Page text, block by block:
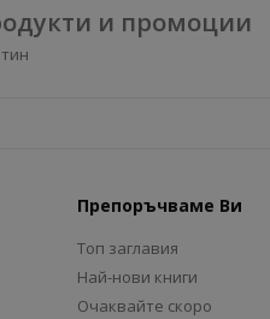
и промоции
Препоръчваме Ви
Топ заглавия
Най-нови книги
Очаквайте скоро